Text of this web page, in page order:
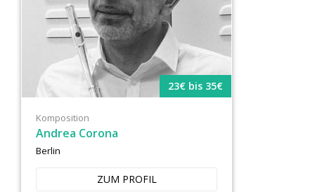
23€ bis 35€
Komposition
Andrea Corona
Berlin
ZUM PROFIL